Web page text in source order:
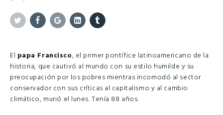
El papa Francisco, el primer pontífice latinoamericano de la
historia, que cautivó al mundo con su estilo humilde y su
preocupación por los pobres mientras incomodó al sector
conservador con sus críticas al capitalismo y al cambio
climático, murió el lunes. Tenía 88 años.